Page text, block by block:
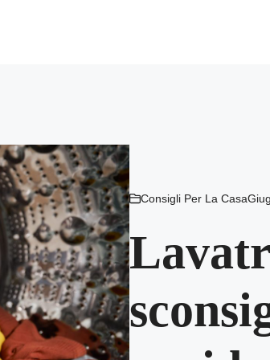
Consigli Per La Casa